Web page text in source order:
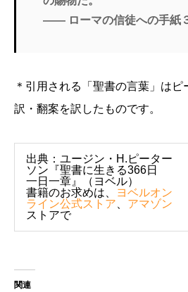
―― ローマの信徒への手紙
＊引用される「聖書の言葉」は
訳・翻案を訳したものです。
出典：ユージン・H.ピーター
ソン『聖書に生きる366日
一日一章』（ヨベル）
書籍のお求めは、
ヨベルオン
ライン公式ストア
アマゾン
ストアで
関連